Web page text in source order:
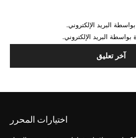
البريد الإلكتروني.
بواسطة البريد الإلكتروني.
اختيارات المحرر